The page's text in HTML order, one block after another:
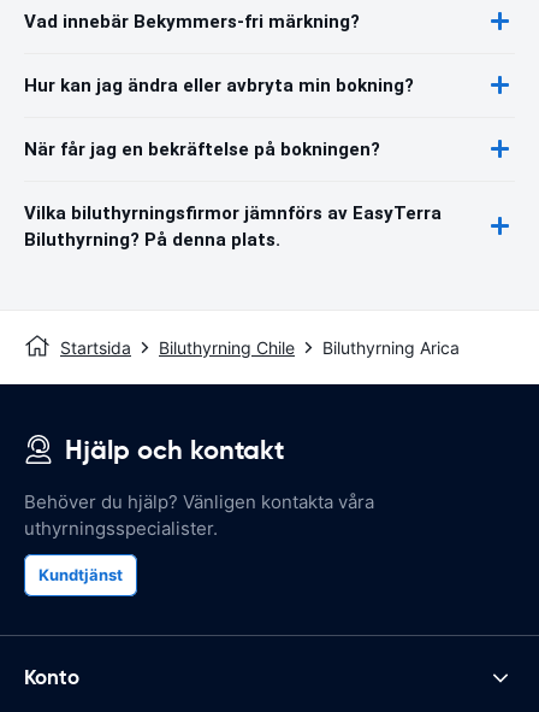
Vad innebär Bekymmers-fri märkning?
Hur kan jag ändra eller avbryta min bokning?
När får jag en bekräftelse på bokningen?
Vilka biluthyrningsfirmor jämnförs av EasyTerra
Biluthyrning? På denna plats.
Startsida Biluthyrning Chile Biluthyrning Arica
Hjälp och kontakt
Behöver du hjälp? Vänligen kontakta våra
uthyrningsspecialister.
Kundtjänst
Konto